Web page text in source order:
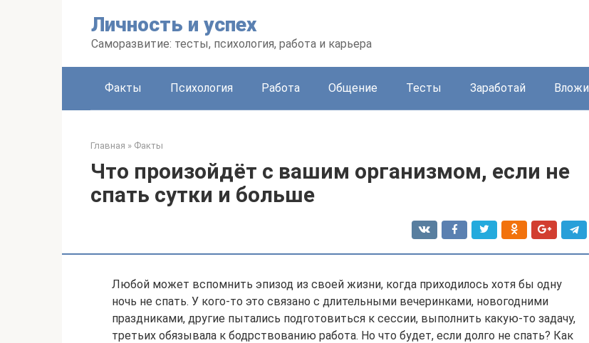
Личность и успех
Саморазвитие: тесты, психология, работа и карьера
Факты Психология Работа Общение Тесты Заработай Вложи
Главная » Факты
Что произойдёт с вашим организмом, если не
спать сутки и больше
Любой может вспомнить эпизод из своей жизни, когда приходилось хотя бы одну
ночь не спать. У кого-то это связано с длительными вечеринками, новогодними
праздниками, другие пытались подготовиться к сессии, выполнить какую-то задачу,
третьих обязывала к бодрствованию работа. Но что будет, если долго не спать? Как